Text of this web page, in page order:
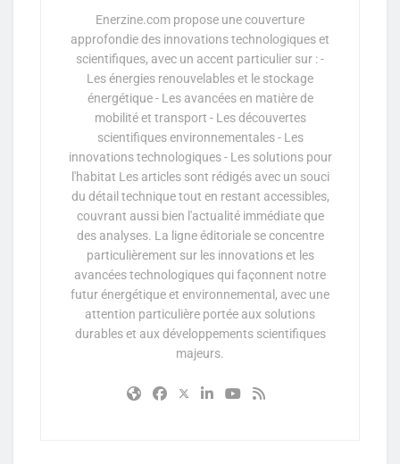
Enerzine.com propose une couverture
approfondie des innovations technologiques et
scientifiques, avec un accent particulier sur : -
Les énergies renouvelables et le stockage
énergétique - Les avancées en matière de
mobilité et transport - Les découvertes
scientifiques environnementales - Les
innovations technologiques - Les solutions pour
l'habitat Les articles sont rédigés avec un souci
du détail technique tout en restant accessibles,
couvrant aussi bien l'actualité immédiate que
des analyses. La ligne éditoriale se concentre
particulièrement sur les innovations et les
avancées technologiques qui façonnent notre
futur énergétique et environnemental, avec une
attention particulière portée aux solutions
durables et aux développements scientifiques
majeurs.